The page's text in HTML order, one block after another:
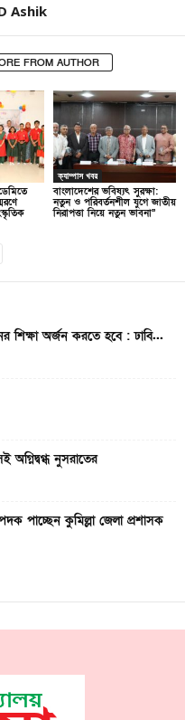
Ashik
FROM AUTHOR
ক্যাম্পাস খবর
বাংলাদেশের ভবিষ্যৎ সুরক্ষা:
নতুন ও পরিবর্তনশীল যুগে জাতীয়
নিরাপত্তা নিয়ে নতুন ভাবনা”
শিক্ষা অর্জন করতে হবে : ঢাবি...
অগ্নিদ্বগ্ধ নুসরাতের
পাচ্ছেন কুমিল্লা জেলা প্রশাসক